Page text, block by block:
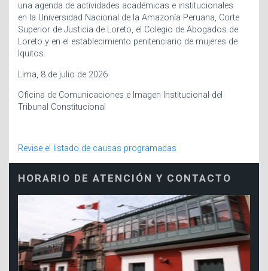
una agenda de actividades académicas e institucionales
en la Universidad Nacional de la Amazonía Peruana, Corte
Superior de Justicia de Loreto, el Colegio de Abogados de
Loreto y en el establecimiento penitenciario de mujeres de
Iquitos.
Lima, 8 de julio de 2026
Oficina de Comunicaciones e Imagen Institucional del
Tribunal Constitucional
Revise el listado de causas programadas
HORARIO DE ATENCIÓN Y CONTACTO